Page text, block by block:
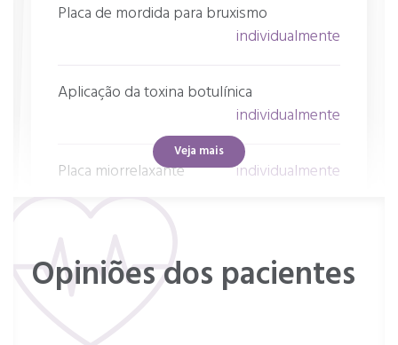
Placa de mordida para bruxismo
individualmente
Aplicação da toxina botulínica
individualmente
Placa miorrelaxante individualmente
Veja mais
Opiniões dos pacientes